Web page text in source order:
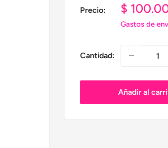
Precio:
Precio
de
$
Gastos de
Cantidad:
Añadir al